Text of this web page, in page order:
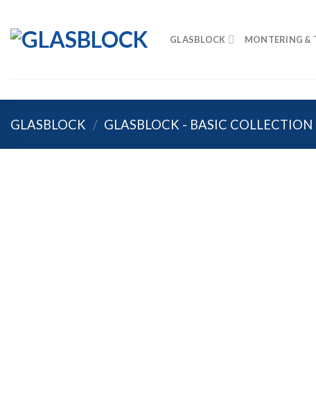
content
GLASBLOCK MONTERING &
GLASBLOCK / GLASBLOCK - BASIC COLLECTION